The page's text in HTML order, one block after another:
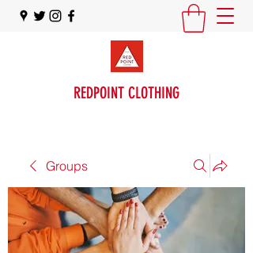
REDPOINT CLOTHING
Groups